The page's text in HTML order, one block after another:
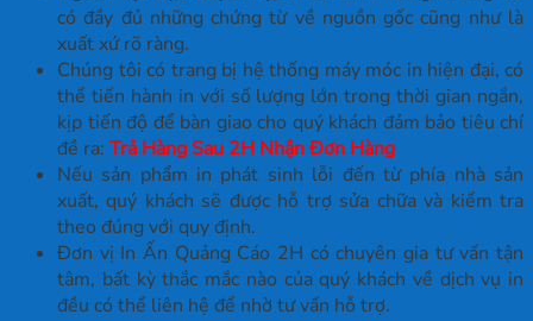
có đầy đủ những chứng từ về nguồn gốc cũng như là
xuất xứ rõ ràng.
Chúng tôi có trang bị hệ thống máy móc in hiện đại, có
thể tiến hành in với số lượng lớn trong thời gian ngắn,
kịp tiến độ để bàn giao cho quý khách đảm bảo tiêu chí
đề ra: Trả Hàng Sau 2H Nhận Đơn Hàng
Nếu sản phẩm in phát sinh lỗi đến từ phía nhà sản
xuất, quý khách sẽ được hỗ trợ sửa chữa và kiểm tra
theo đúng với quy định.
Đơn vị In Ấn Quảng Cáo 2H có chuyên gia tư vấn tận
tâm, bất kỳ thắc mắc nào của quý khách về dịch vụ in
đều có thể liên hệ để nhờ tư vấn hỗ trợ.